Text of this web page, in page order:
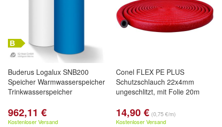
Buderus Logalux SNB200
Speicher Warmwasserspeicher
Trinkwasserspeicher
962,11 €
Kostenloser Versand
Conel FLEX PE PLUS
Schutzschlauch 22x4mm
ungeschlitzt, mit Folie 20m
14,90 € (0,75 €/m)
Kostenloser Versand